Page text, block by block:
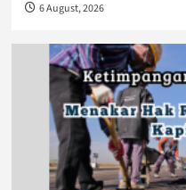
6 August, 2026